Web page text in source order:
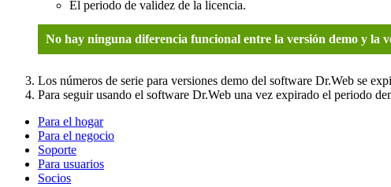
El periodo de validez de la licencia.
No hay ninguna diferencia funcional entre la versión demo y la
Los números de serie para versiones demo del software Dr.Web se
Para seguir usando el software Dr.Web una vez expirado el periodo
Para el hogar
Para el negocio
Soporte
Para usuarios
Socios